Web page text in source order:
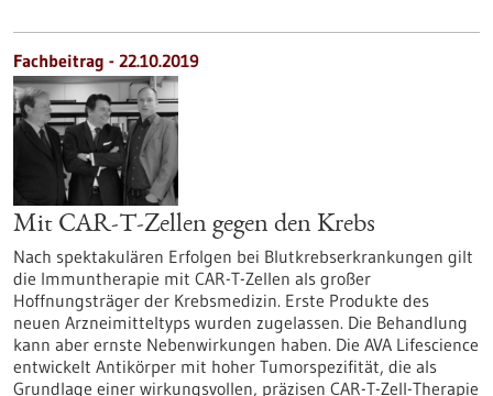
Fachbeitrag - 22.10.2019
Mit CAR-T-Zellen gegen den Krebs
Nach spektakulären Erfolgen bei Blutkrebserkrankungen gilt
die Immuntherapie mit CAR-T-Zellen als großer
Hoffnungsträger der Krebsmedizin. Erste Produkte des
neuen Arzneimitteltyps wurden zugelassen. Die Behandlung
kann aber ernste Nebenwirkungen haben. Die AVA Lifescience
entwickelt Antikörper mit hoher Tumorspezifität, die als
Grundlage einer wirkungsvollen, präzisen CAR-T-Zell-Therapie